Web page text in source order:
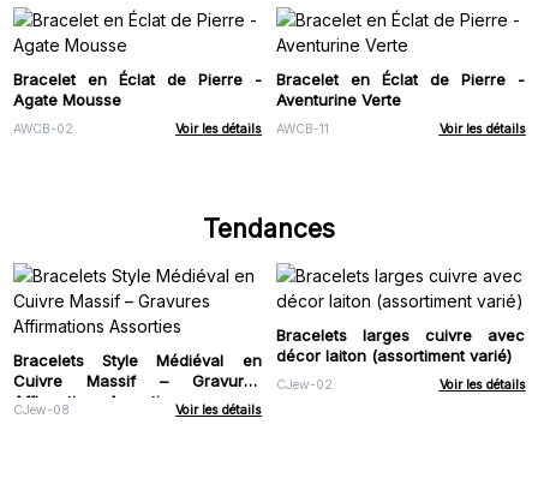
Bracelet en Éclat de Pierre -
Agate Mousse
AWCB-02 Voir les détails
Bracelet en Éclat de Pierre -
Aventurine Verte
AWCB-11 Voir les détails
Tendances
Bracelets Style Médiéval en
Cuivre Massif – Gravures
Affirmations Assorties
CJew-08 Voir les détails
Bracelets larges cuivre avec
décor laiton (assortiment varié)
CJew-02 Voir les détails